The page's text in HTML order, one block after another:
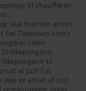
til chaufføren
skal hverken anses
Takeaway.com's
i den
til
af Just Eat
ikke er ansat af Just